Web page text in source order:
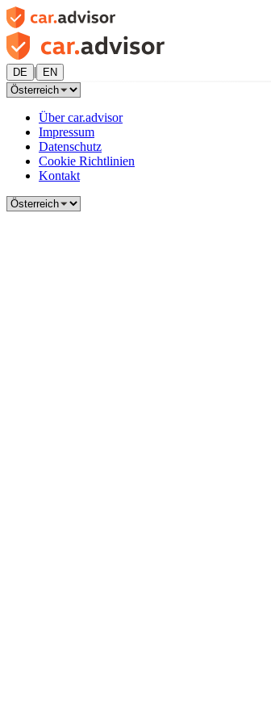
DE | EN
Über car.advisor
Impressum
Datenschutz
Cookie Richtlinien
Kontakt